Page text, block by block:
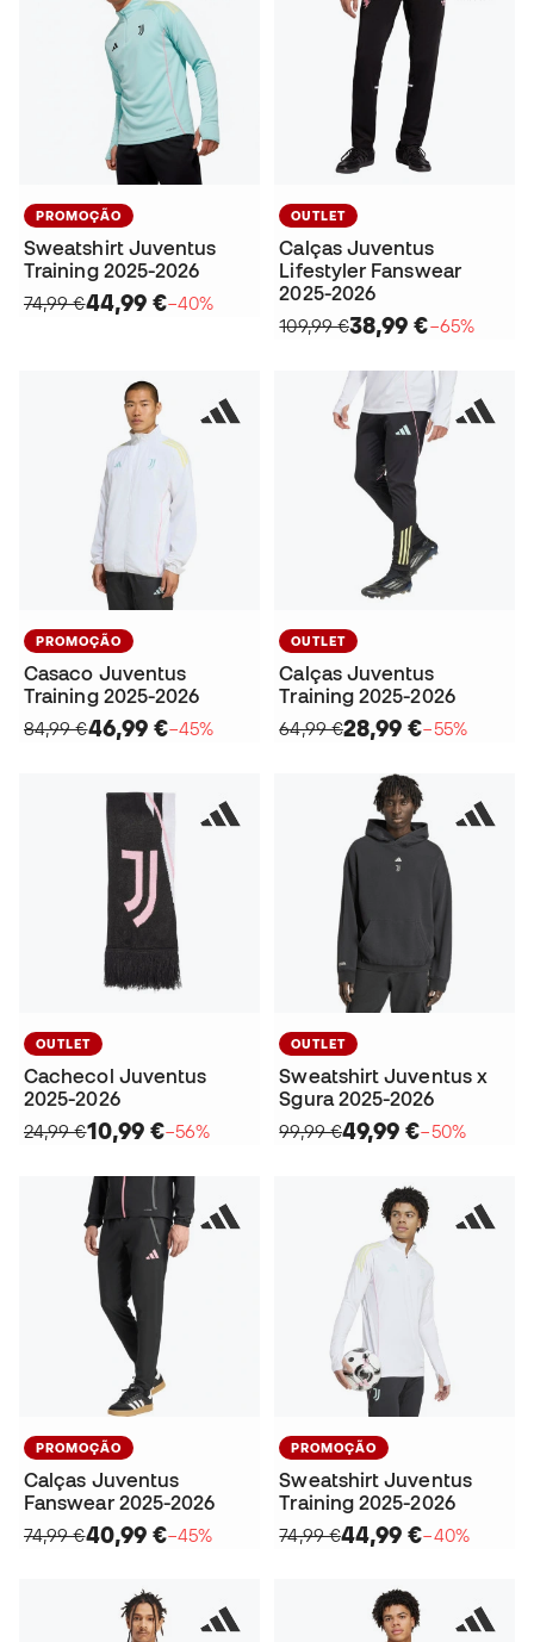
PROMOÇÃO
Sweatshirt Juventus
Training 2025-2026
74,99 €44,99 €−40%
OUTLET
Calças Juventus
Lifestyler Fanswear
2025-2026
109,99 €38,99 €−65%
PROMOÇÃO
Casaco Juventus
Training 2025-2026
84,99 €46,99 €−45%
OUTLET
Calças Juventus
Training 2025-2026
64,99 €28,99 €−55%
OUTLET
Cachecol Juventus
2025-2026
24,99 €10,99 €−56%
OUTLET
Sweatshirt Juventus x
Sgura 2025-2026
99,99 €49,99 €−50%
PROMOÇÃO
Calças Juventus
Fanswear 2025-2026
74,99 €40,99 €−45%
PROMOÇÃO
Sweatshirt Juventus
Training 2025-2026
74,99 €44,99 €−40%